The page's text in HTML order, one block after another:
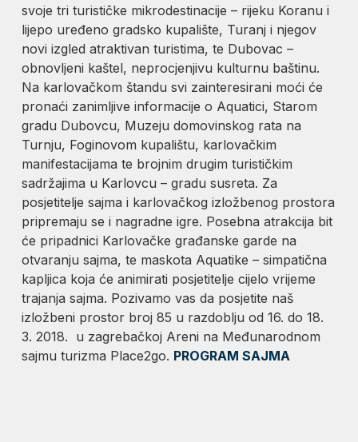
svoje tri turističke mikrodestinacije – rijeku Koranu i
lijepo uređeno gradsko kupalište, Turanj i njegov
novi izgled atraktivan turistima, te Dubovac –
obnovljeni kaštel, neprocjenjivu kulturnu baštinu.
Na karlovačkom štandu svi zainteresirani moći će
pronaći zanimljive informacije o Aquatici, Starom
gradu Dubovcu, Muzeju domovinskog rata na
Turnju, Foginovom kupalištu, karlovačkim
manifestacijama te brojnim drugim turističkim
sadržajima u Karlovcu – gradu susreta. Za
posjetitelje sajma i karlovačkog izložbenog prostora
pripremaju se i nagradne igre. Posebna atrakcija bit
će pripadnici Karlovačke građanske garde na
otvaranju sajma, te maskota Aquatike – simpatična
kapljica koja će animirati posjetitelje cijelo vrijeme
trajanja sajma. Pozivamo vas da posjetite naš
izložbeni prostor broj 85 u razdoblju od 16. do 18.
3. 2018. u zagrebačkoj Areni na Međunarodnom
sajmu turizma Place2go. PROGRAM SAJMA